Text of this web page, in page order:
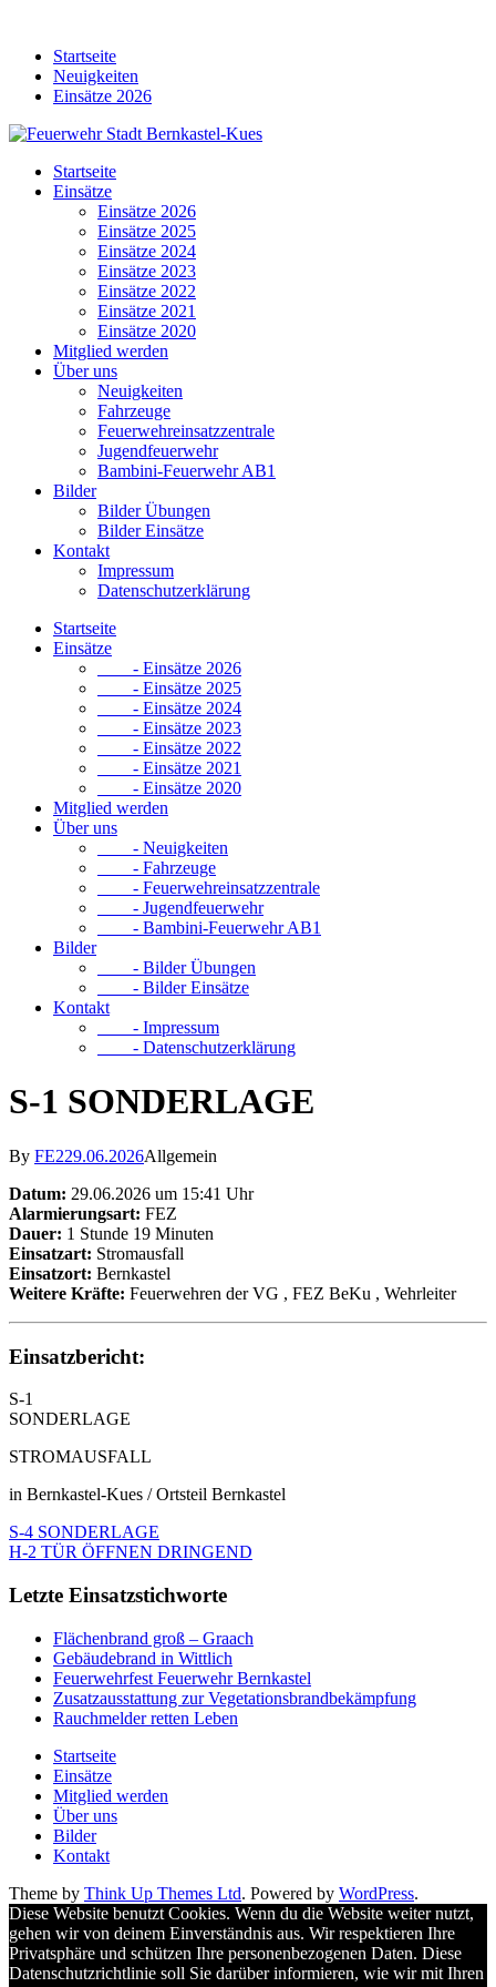
contentStartseite
Neuigkeiten
Einsätze 2026
Startseite
Einsätze
Einsätze 2026
Einsätze 2025
Einsätze 2024
Einsätze 2023
Einsätze 2022
Einsätze 2021
Einsätze 2020
Mitglied werden
Über uns
Neuigkeiten
Fahrzeuge
Feuerwehreinsatzzentrale
Jugendfeuerwehr
Bambini-Feuerwehr AB1
Bilder
Bilder Übungen
Bilder Einsätze
Kontakt
Impressum
Datenschutzerklärung
Startseite
Einsätze
- Einsätze 2026
- Einsätze 2025
- Einsätze 2024
- Einsätze 2023
- Einsätze 2022
- Einsätze 2021
- Einsätze 2020
Mitglied werden
Über uns
- Neuigkeiten
- Fahrzeuge
- Feuerwehreinsatzzentrale
- Jugendfeuerwehr
- Bambini-Feuerwehr AB1
Bilder
- Bilder Übungen
- Bilder Einsätze
Kontakt
- Impressum
- Datenschutzerklärung
S-1 SONDERLAGE
By FE229.06.2026Allgemein
Datum: 29.06.2026 um 15:41 Uhr
Alarmierungsart: FEZ
Dauer: 1 Stunde 19 Minuten
Einsatzart: Stromausfall
Einsatzort: Bernkastel
Weitere Kräfte: Feuerwehren der VG , FEZ BeKu , Wehrleiter
Einsatzbericht:
S-1
SONDERLAGE
STROMAUSFALL
in Bernkastel-Kues / Ortsteil Bernkastel
S-4 SONDERLAGE
H-2 TÜR ÖFFNEN DRINGEND
Letzte Einsatzstichworte
Flächenbrand groß – Graach
Gebäudebrand in Wittlich
Feuerwehrfest Feuerwehr Bernkastel
Zusatzausstattung zur Vegetationsbrandbekämpfung
Rauchmelder retten Leben
Startseite
Einsätze
Mitglied werden
Über uns
Bilder
Kontakt
Theme by Think Up Themes Ltd. Powered by WordPress.
Diese Website benutzt Cookies. Wenn du die Website weiter nutzt,
gehen wir von deinem Einverständnis aus. Wir respektieren Ihre
Privatsphäre und schützen Ihre personenbezogenen Daten. Diese
Datenschutzrichtlinie soll Sie darüber informieren, wie wir mit Ihren